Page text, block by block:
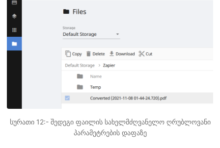
სურათი 12:- შედეგი ფაილის სახელმძღვანელო ღრუბლოვანი
პარამეტრების დაფაზე